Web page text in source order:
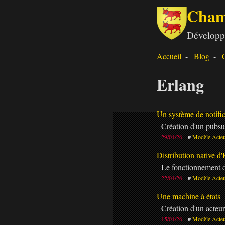
Accueil Blog
Erlang
Un système de
Création d'un
29/01/26 Modèle
Distribution native
Le fonctionnement
22/01/26 Modèle
Une machine à états
Création d'un
15/01/26 Modèle